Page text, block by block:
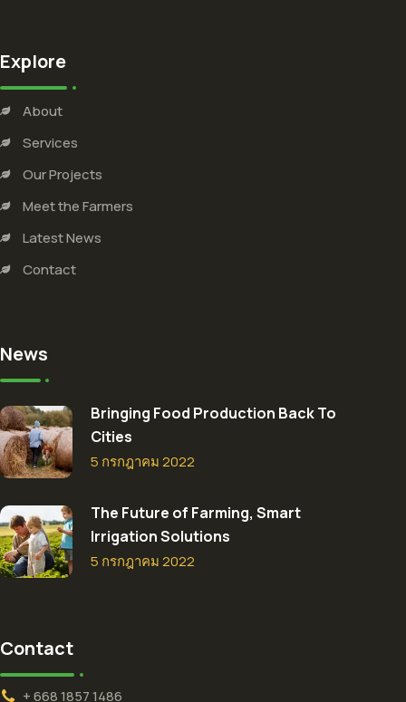
Explore
About
Services
Our Projects
Meet the Farmers
Latest News
Contact
News
Bringing Food Production Back To
Cities
5 กรกฎาคม 2022
The Future of Farming, Smart
Irrigation Solutions
5 กรกฎาคม 2022
Contact
+ 668 1857 1486